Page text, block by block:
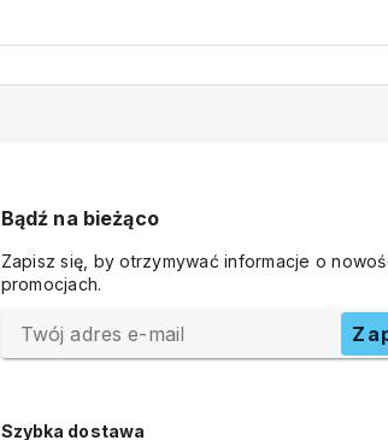
Bądź na bieżąco
Zapisz się, by otrzymywać informacje o
promocjach.
Twój adres e-mail
Szybka dostawa